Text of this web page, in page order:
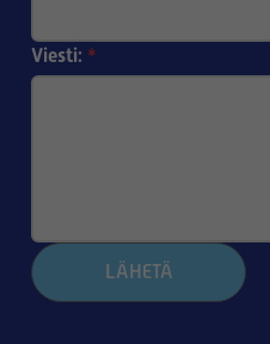
Viesti: *
LÄHETÄ